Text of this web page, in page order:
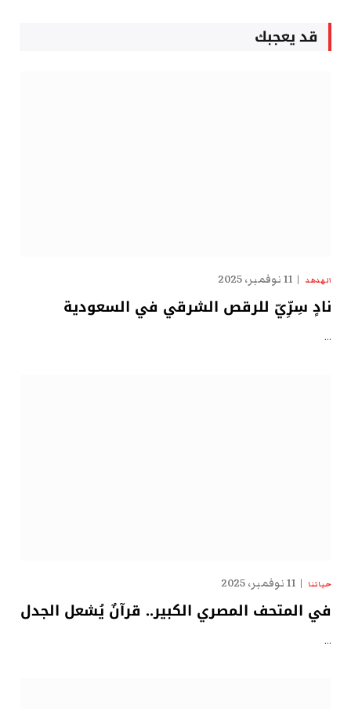
قد يعجبك
الهدهد 11 نوفمبر، 2025
نادٍ سِرِّيّ للرقص الشرقي في السعودية
…
حياتنا 11 نوفمبر، 2025
في المتحف المصري الكبير.. قرآنٌ يُشعل الجدل
…